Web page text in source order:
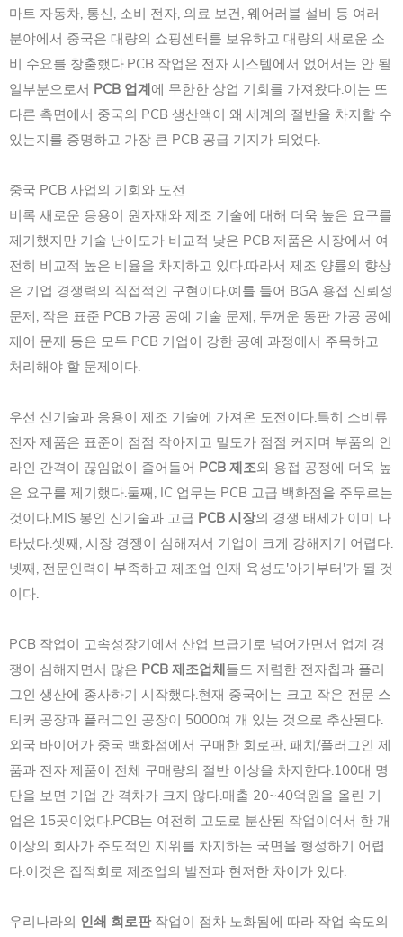
마트 자동차, 통신, 소비 전자, 의료 보건, 웨어러블 설비 등 여러
분야에서 중국은 대량의 쇼핑센터를 보유하고 대량의 새로운 소
비 수요를 창출했다.PCB 작업은 전자 시스템에서 없어서는 안 될
일부분으로서 PCB 업계 에 무한한 상업 기회를 가져왔다.이는 또
다른 측면에서 중국의 PCB 생산액이 왜 세계의 절반을 차지할 수
있는지를 증명하고 가장 큰 PCB 공급 기지가 되었다.
중국 PCB 사업의 기회와 도전
비록 새로운 응용이 원자재와 제조 기술에 대해 더욱 높은 요구를
제기했지만 기술 난이도가 비교적 낮은 PCB 제품은 시장에서 여
전히 비교적 높은 비율을 차지하고 있다.따라서 제조 양률의 향상
은 기업 경쟁력의 직접적인 구현이다.예를 들어 BGA 용접 신뢰성
문제, 작은 표준 PCB 가공 공예 기술 문제, 두꺼운 동판 가공 공예
제어 문제 등은 모두 PCB 기업이 강한 공예 과정에서 주목하고
처리해야 할 문제이다.
우선 신기술과 응용이 제조 기술에 가져온 도전이다.특히 소비류
전자 제품은 표준이 점점 작아지고 밀도가 점점 커지며 부품의 인
라인 간격이 끊임없이 줄어들어 PCB 제조와 용접 공정에 더욱 높
은 요구를 제기했다.둘째, IC 업무는 PCB 고급 백화점을 주무르는
것이다.MIS 봉인 신기술과 고급 PCB 시장의 경쟁 태세가 이미 나
타났다.셋째, 시장 경쟁이 심해져서 기업이 크게 강해지기 어렵다.
넷째, 전문인력이 부족하고 제조업 인재 육성도'아기부터'가 될 것
이다.
PCB 작업이 고속성장기에서 산업 보급기로 넘어가면서 업계 경
쟁이 심해지면서 많은 PCB 제조업체 들도 저렴한 전자칩과 플러
그인 생산에 종사하기 시작했다.현재 중국에는 크고 작은 전문 스
티커 공장과 플러그인 공장이 5000여 개 있는 것으로 추산된다.
외국 바이어가 중국 백화점에서 구매한 회로판, 패치/플러그인 제
품과 전자 제품이 전체 구매량의 절반 이상을 차지한다.100대 명
단을 보면 기업 간 격차가 크지 않다.매출 20~40억원을 올린 기
업은 15곳이었다.PCB는 여전히 고도로 분산된 작업이어서 한 개
이상의 회사가 주도적인 지위를 차지하는 국면을 형성하기 어렵
다.이것은 집적회로 제조업의 발전과 현저한 차이가 있다.
우리나라의 인쇄 회로판작업이 점차 노화됨에 따라 작업 속도의